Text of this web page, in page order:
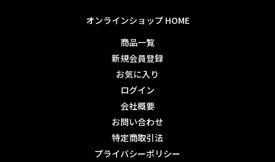
オンラインショップ HOME
商品一覧
新規会員登録
お気に入り
ログイン
会社概要
お問い合わせ
特定商取引法
プライバシーポリシー